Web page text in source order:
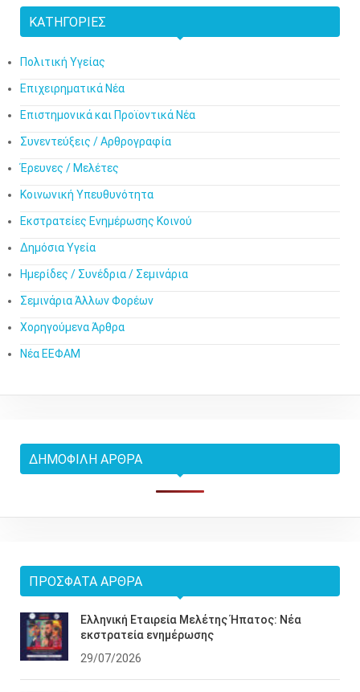
ΚΑΤΗΓΟΡΊΕΣ
Πολιτική Υγείας
Επιχειρηματικά Νέα
Επιστημονικά και Προϊοντικά Νέα
Συνεντεύξεις / Αρθρογραφία
Έρευνες / Μελέτες
Κοινωνική Υπευθυνότητα
Εκστρατείες Ενημέρωσης Κοινού
Δημόσια Υγεία
Ημερίδες / Συνέδρια / Σεμινάρια
Σεμινάρια Άλλων Φορέων
Χορηγούμενα Άρθρα
Νέα ΕΕΦΑΜ
ΔΗΜΟΦΙΛΉ ΆΡΘΡΑ
ΠΡΌΣΦΑΤΑ ΆΡΘΡΑ
Ελληνική Εταιρεία Μελέτης Ήπατος: Νέα
εκστρατεία ενημέρωσης
29/07/2026